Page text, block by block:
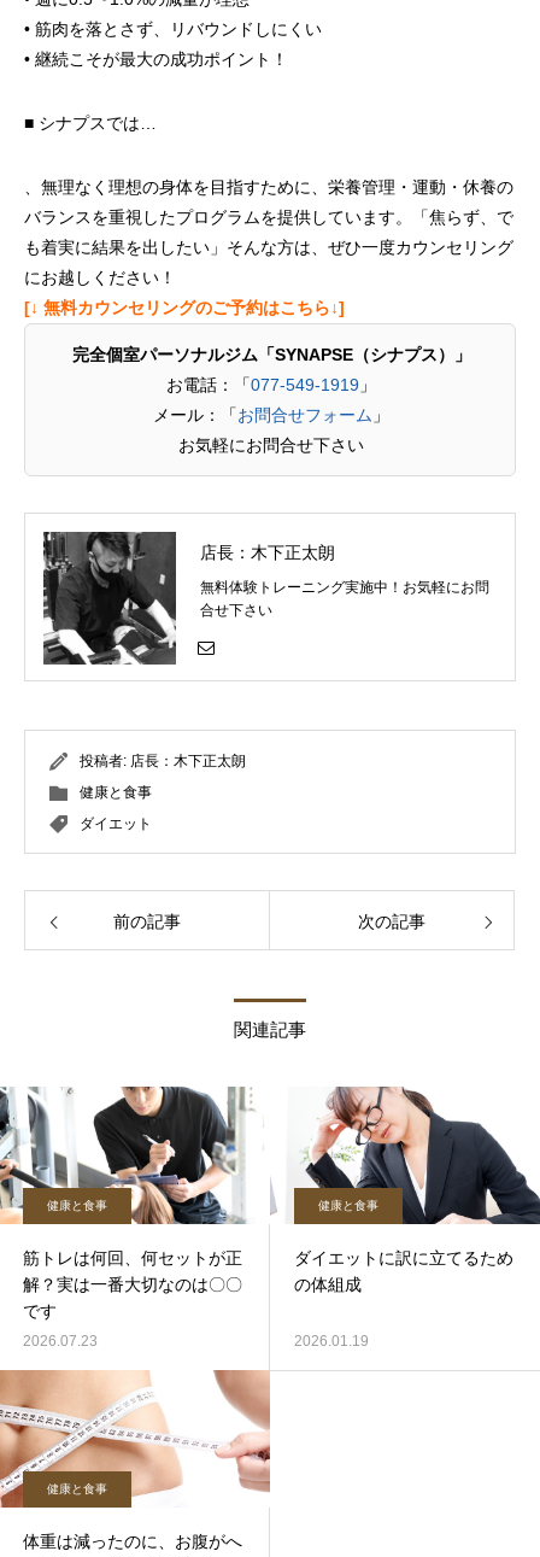
• 筋肉を落とさず、リバウンドしにくい
• 継続こそが最大の成功ポイント！
■ シナプスでは…
、無理なく理想の身体を目指すために、栄養管理・運動・休養の
バランスを重視したプログラムを提供しています。「焦らず、で
も着実に結果を出したい」そんな方は、ぜひ一度カウンセリング
にお越しください！
[↓ 無料カウンセリングのご予約はこちら↓]
完全個室パーソナルジム「SYNAPSE（シナプス）」
お電話：「077-549-1919 」
メール：「お問合せフォーム 」
お気軽にお問合せ下さい
店長：木下正太朗
無料体験トレーニング実施中！お気軽にお問
合せ下さい
投稿者: 店長：木下正太朗
健康と食事
ダイエット
前の記事 次の記事
関連記事
健康と食事
筋トレは何回、何セットが正
解？実は一番大切なのは〇〇
です
2026.07.23
健康と食事
ダイエットに訳に立てるため
の体組成
2026.01.19
健康と食事
体重は減ったのに、お腹がへ